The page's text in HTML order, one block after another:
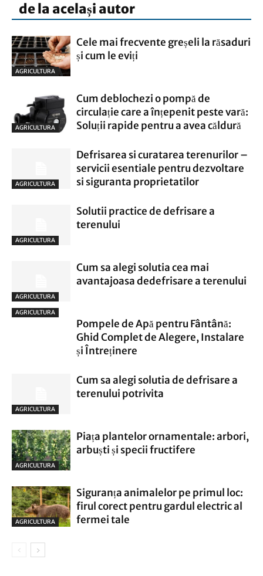
de la același autor
AGRICULTURA
Cele mai frecvente greșeli la răsaduri
și cum le eviți
AGRICULTURA
Cum deblochezi o pompă de
circulație care a înțepenit peste vară:
Soluții rapide pentru a avea căldură
AGRICULTURA
Defrisarea si curatarea terenurilor –
servicii esentiale pentru dezvoltare
si siguranta proprietatilor
AGRICULTURA
Solutii practice de defrisare a
terenului
AGRICULTURA
Cum sa alegi solutia cea mai
avantajoasa dedefrisare a terenului
AGRICULTURA
Pompele de Apă pentru Fântână:
Ghid Complet de Alegere, Instalare
și Întreținere
AGRICULTURA
Cum sa alegi solutia de defrisare a
terenului potrivita
AGRICULTURA
Piața plantelor ornamentale: arbori,
arbuști și specii fructifere
AGRICULTURA
Siguranța animalelor pe primul loc:
firul corect pentru gardul electric al
fermei tale